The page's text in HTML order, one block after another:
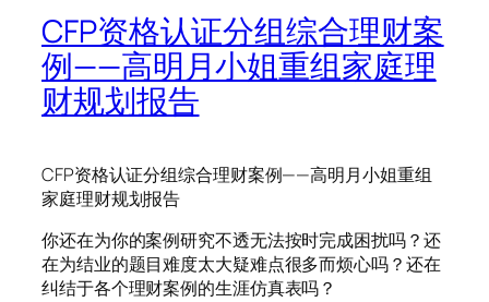
CFP资格认证分组综合理财案
例——高明月小姐重组家庭理
财规划报告
CFP资格认证分组综合理财案例——高明月小姐重组
家庭理财规划报告
你还在为你的案例研究不透无法按时完成困扰吗？还
在为结业的题目难度太大疑难点很多而烦心吗？还在
纠结于各个理财案例的生涯仿真表吗？